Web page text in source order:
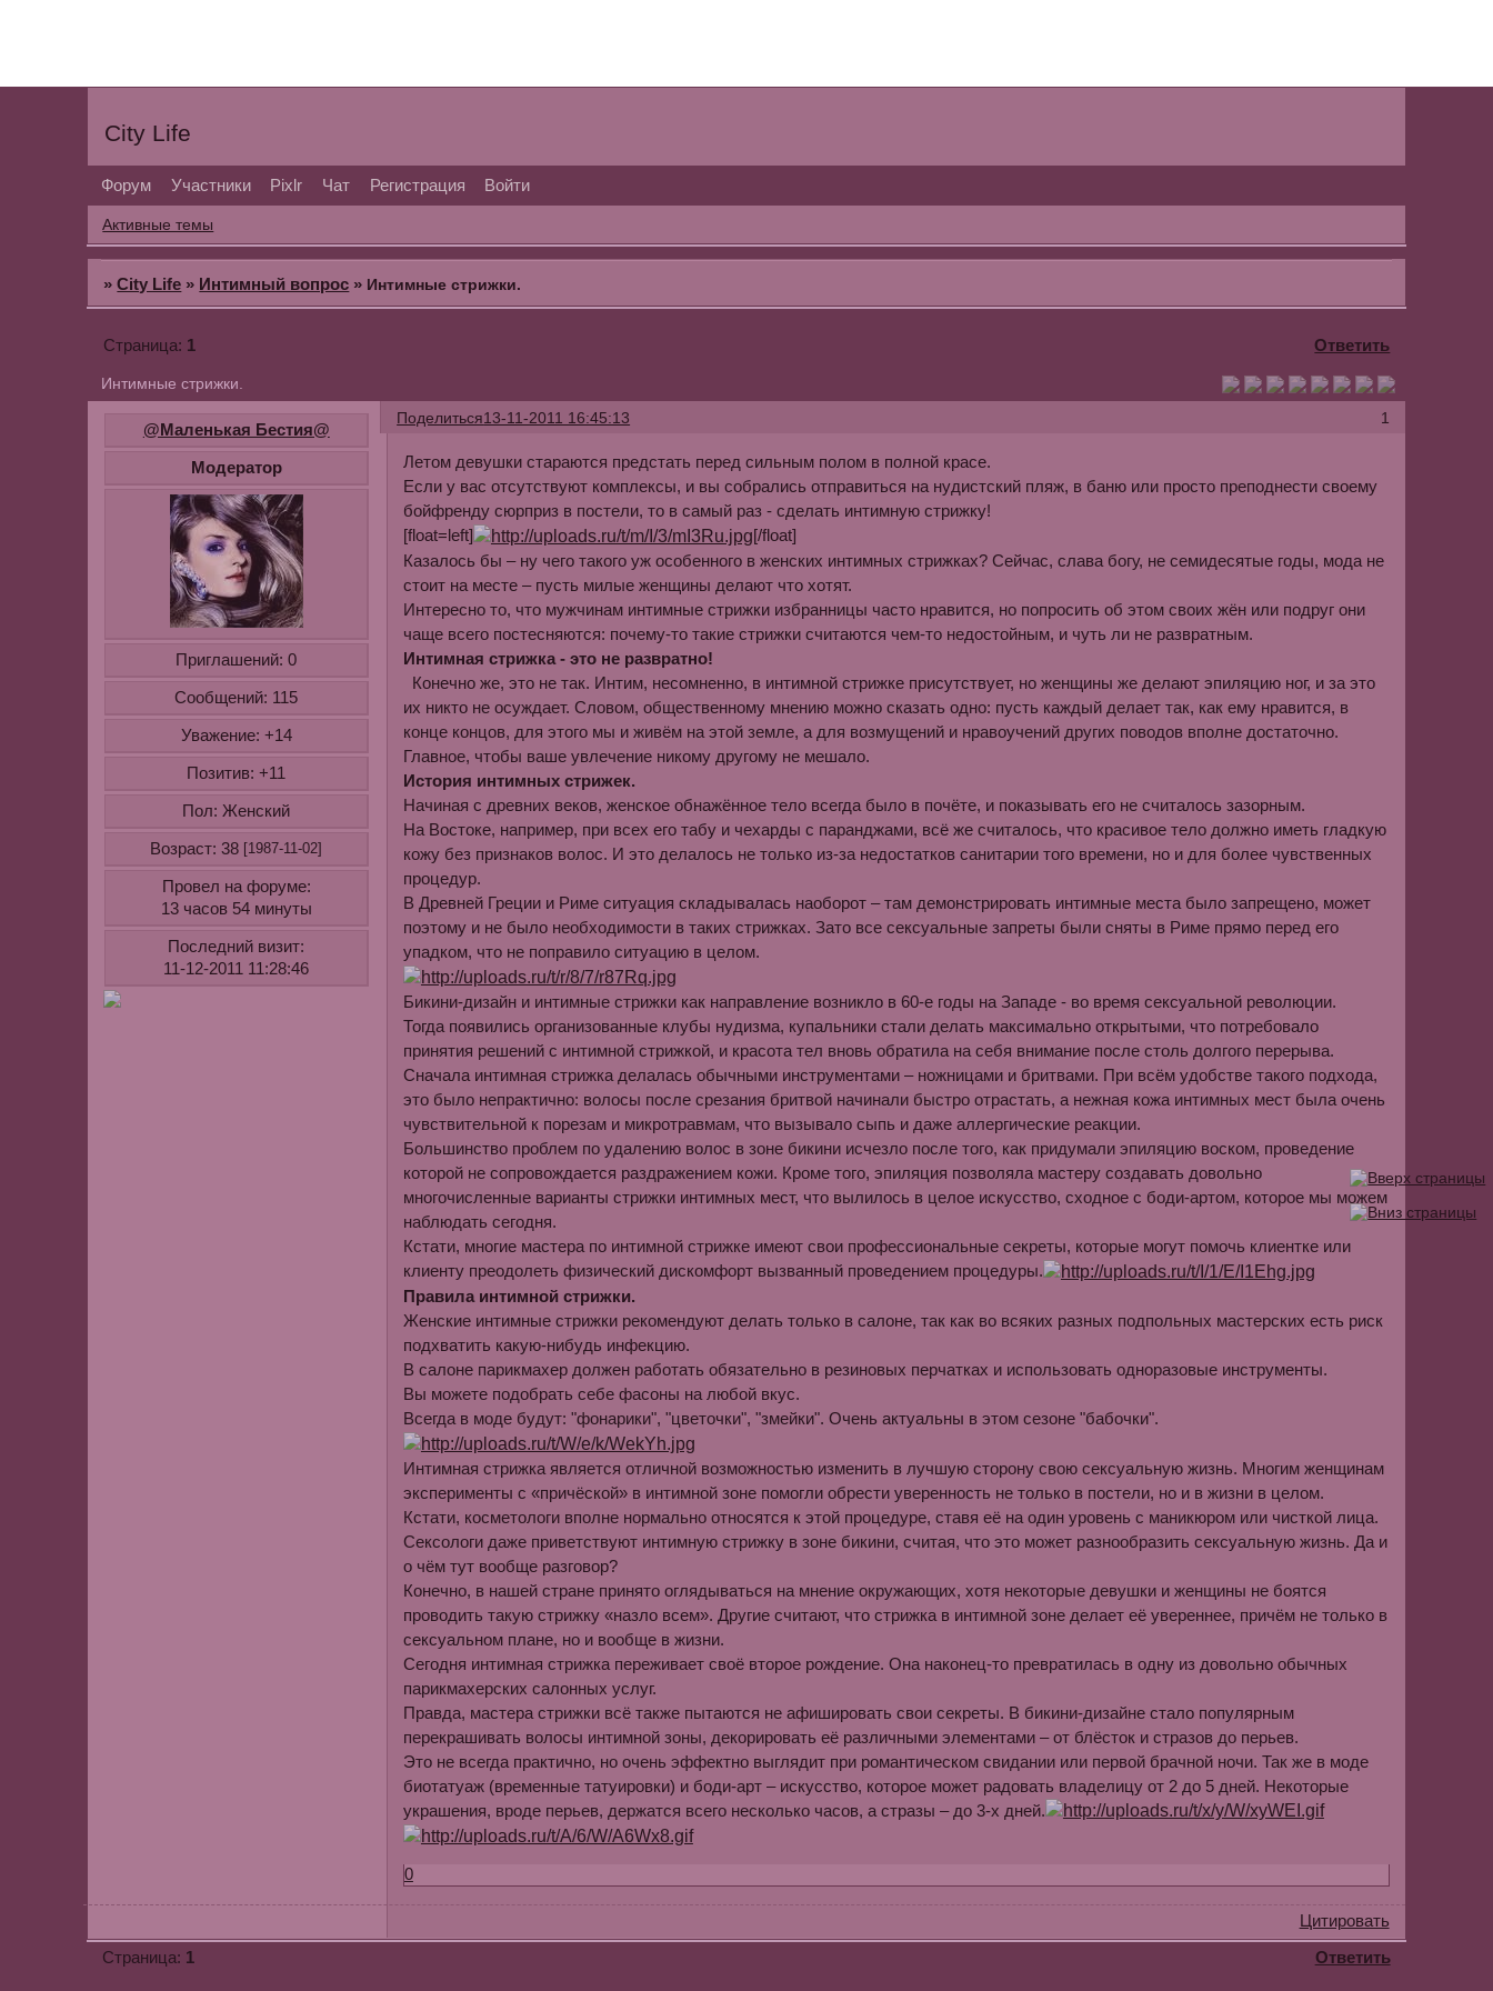
City Life
Форум Участники Pixlr Чат Регистрация Войти
Активные темы
»City Life » Интимный вопрос » Интимные стрижки.
Интимные стрижки.
Страница: 1 Ответить
Поделиться 1
13-11-2011 16:45:13
@Маленькая Бестия@
Модератор
Приглашений: 0
Сообщений: 115
Уважение: +14
Позитив: +11
Пол: Женский
Возраст: 38 [1987-11-02]
Провел на форуме:
13 часов 54 минуты
Последний визит:
11-12-2011 11:28:46
Летом девушки стараются предстать перед сильным полом в полной красе.
Если у вас отсутствуют комплексы, и вы собрались отправиться на нудистский пляж, в баню или просто преподнести своему
бойфренду сюрприз в постели, то в самый раз - сделать интимную стрижку!
[float=left]
[/float]
Казалось бы – ну чего такого уж особенного в женских интимных стрижках? Сейчас, слава богу, не семидесятые годы, мода не
стоит на месте – пусть милые женщины делают что хотят.
Интересно то, что мужчинам интимные стрижки избранницы часто нравится, но попросить об этом своих жён или подруг они
чаще всего постесняются: почему-то такие стрижки считаются чем-то недостойным, и чуть ли не развратным.
Интимная стрижка - это не развратно!
Конечно же, это не так. Интим, несомненно, в интимной стрижке присутствует, но женщины же делают эпиляцию ног, и за это
их никто не осуждает. Словом, общественному мнению можно сказать одно: пусть каждый делает так, как ему нравится, в
конце концов, для этого мы и живём на этой земле, а для возмущений и нравоучений других поводов вполне достаточно.
Главное, чтобы ваше увлечение никому другому не мешало.
История интимных стрижек.
Начиная с древних веков, женское обнажённое тело всегда было в почёте, и показывать его не считалось зазорным.
На Востоке, например, при всех его табу и чехарды с паранджами, всё же считалось, что красивое тело должно иметь гладкую
кожу без признаков волос. И это делалось не только из-за недостатков санитарии того времени, но и для более чувственных
процедур.
В Древней Греции и Риме ситуация складывалась наоборот – там демонстрировать интимные места было запрещено, может
поэтому и не было необходимости в таких стрижках. Зато все сексуальные запреты были сняты в Риме прямо перед его
упадком, что не поправило ситуацию в целом.
Бикини-дизайн и интимные стрижки как направление возникло в 60-е годы на Западе - во время сексуальной революции.
Тогда появились организованные клубы нудизма, купальники стали делать максимально открытыми, что потребовало
принятия решений с интимной стрижкой, и красота тел вновь обратила на себя внимание после столь долгого перерыва.
Сначала интимная стрижка делалась обычными инструментами – ножницами и бритвами. При всём удобстве такого подхода,
это было непрактично: волосы после срезания бритвой начинали быстро отрастать, а нежная кожа интимных мест была очень
чувствительной к порезам и микротравмам, что вызывало сыпь и даже аллергические реакции.
Большинство проблем по удалению волос в зоне бикини исчезло после того, как придумали эпиляцию воском, проведение
которой не сопровождается раздражением кожи. Кроме того, эпиляция позволяла мастеру создавать довольно
многочисленные варианты стрижки интимных мест, что вылилось в целое искусство, сходное с боди-артом, которое мы можем
наблюдать сегодня.
Кстати, многие мастера по интимной стрижке имеют свои профессиональные секреты, которые могут помочь клиентке или
клиенту преодолеть физический дискомфорт вызванный проведением процедуры.
Правила интимной стрижки.
Женские интимные стрижки рекомендуют делать только в салоне, так как во всяких разных подпольных мастерских есть риск
подхватить какую-нибудь инфекцию.
В салоне парикмахер должен работать обязательно в резиновых перчатках и использовать одноразовые инструменты.
Вы можете подобрать себе фасоны на любой вкус.
Всегда в моде будут: "фонарики", "цветочки", "змейки". Очень актуальны в этом сезоне "бабочки".
Интимная стрижка является отличной возможностью изменить в лучшую сторону свою сексуальную жизнь. Многим женщинам
эксперименты с «причёской» в интимной зоне помогли обрести уверенность не только в постели, но и в жизни в целом.
Кстати, косметологи вполне нормально относятся к этой процедуре, ставя её на один уровень с маникюром или чисткой лица.
Сексологи даже приветствуют интимную стрижку в зоне бикини, считая, что это может разнообразить сексуальную жизнь. Да и
о чём тут вообще разговор?
Конечно, в нашей стране принято оглядываться на мнение окружающих, хотя некоторые девушки и женщины не боятся
проводить такую стрижку «назло всем». Другие считают, что стрижка в интимной зоне делает её увереннее, причём не только в
сексуальном плане, но и вообще в жизни.
Сегодня интимная стрижка переживает своё второе рождение. Она наконец-то превратилась в одну из довольно обычных
парикмахерских салонных услуг.
Правда, мастера стрижки всё также пытаются не афишировать свои секреты. В бикини-дизайне стало популярным
перекрашивать волосы интимной зоны, декорировать её различными элементами – от блёсток и стразов до перьев.
Это не всегда практично, но очень эффектно выглядит при романтическом свидании или первой брачной ночи. Так же в моде
биотатуаж (временные татуировки) и боди-арт – искусство, которое может радовать владелицу от 2 до 5 дней. Некоторые
украшения, вроде перьев, держатся всего несколько часов, а стразы – до 3-х дней.
0
Цитировать
Ответить
Страница: 1